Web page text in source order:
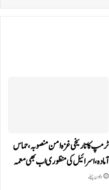
ٹرمپ کا تاریخی غزہ امن منصوبہ، حماس
آمادہ، اسرائیل کی منظوری اب بھی معمہ
6 دن پہلے